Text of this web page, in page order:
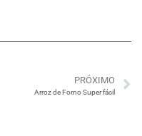
PRÓXIMO
Arroz de Forno Super fácil